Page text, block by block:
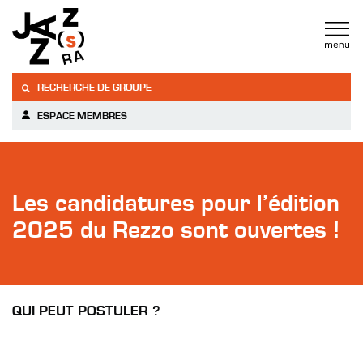
RECHERCHE DE GROUPE
ESPACE MEMBRES
Les candidatures pour l’édition
2025 du Rezzo sont ouvertes !
QUI PEUT POSTULER ?